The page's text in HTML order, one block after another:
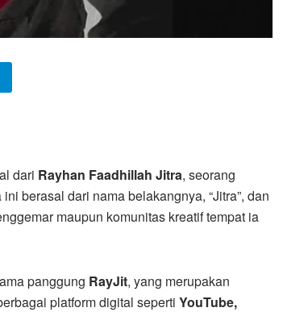
dari Rayhan Faadhillah Jitra, seorang
berasal dari nama belakangnya, “Jitra”, dan
maupun komunitas kreatif tempat ia
panggung RayJit, yang merupakan
platform digital seperti YouTube,